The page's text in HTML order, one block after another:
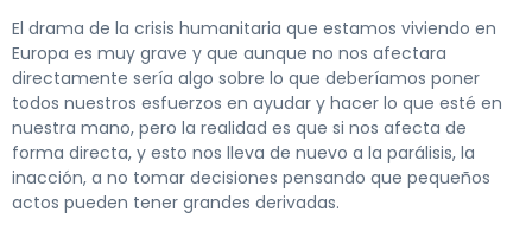
El drama de la crisis humanitaria que estamos viviendo en
Europa es muy grave y que aunque no nos afectara
directamente sería algo sobre lo que deberíamos poner
todos nuestros esfuerzos en ayudar y hacer lo que esté en
nuestra mano, pero la realidad es que si nos afecta de
forma directa, y esto nos lleva de nuevo a la parálisis, la
inacción, a no tomar decisiones pensando que pequeños
actos pueden tener grandes derivadas.